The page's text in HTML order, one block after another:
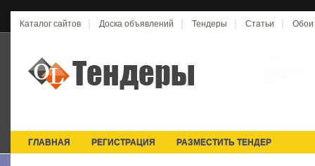
Каталог сайтов Доска объявлений Тендеры Статьи Обои
ГЛАВНАЯ РЕГИСТРАЦИЯ РАЗМЕСТИТЬ ТЕНДЕР